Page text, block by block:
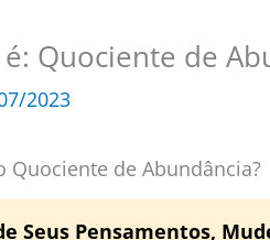
Quociente de
2023
Quociente de Abundância?
Seus Pensamentos,